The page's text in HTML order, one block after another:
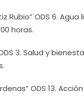
Rubio” ODS 6.
horas.
3. Salud y
ODS 13.